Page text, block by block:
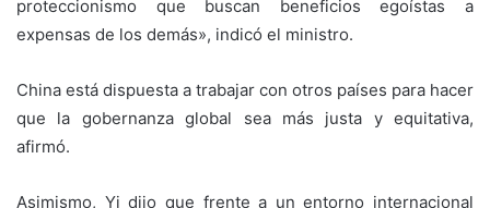
proteccionismo que buscan beneficios egoístas a
expensas de los demás», indicó el ministro.
China está dispuesta a trabajar con otros países para hacer
que la gobernanza global sea más justa y equitativa,
afirmó.
Asimismo, Yi dijo que frente a un entorno internacional